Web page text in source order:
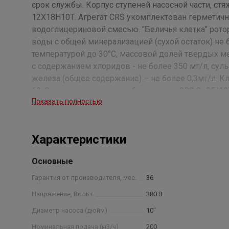
срок службы. Корпус ступеней насосной части,
12Х18Н10Т. Агрегат CRS укомплектован
водоглицериновой смесью. "Беличья клетка"
воды с общей минерализацией (сухой остаток)
температурой до 30°С, массовой долей твердых
с содержанием хлоридов - не более 350 мг/л,
железа (общее содержание) – не более 0,3мг/л.
25 — номинальная подача, м3 /ч: 10— количество
Показать полностью
Характеристики
Основные
Гарантия от производителя, мес. 36
Напряжение, Вольт 380 В
Диаметр насоса (дюйм) 10"
Номинальная подача (м3/ч) 200